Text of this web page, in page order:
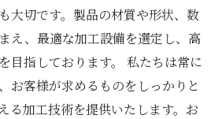
大切です。製品の材質や形状、数
え、最適な加工設備を選定し、高
目指しております。 私たちは常に
お客様が求めるものをしっかりと
る加工技術を提供いたします。お